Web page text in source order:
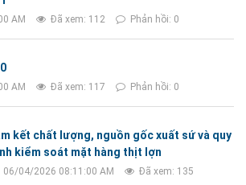
AM Đã xem: 112 Phản hồi: 0
AM Đã xem: 117 Phản hồi: 0
kết chất lượng, nguồn gốc xuất sứ và quy
kiểm soát mặt hàng thịt lợn
06/04/2026 08:11:00 AM
Đã xem: 135